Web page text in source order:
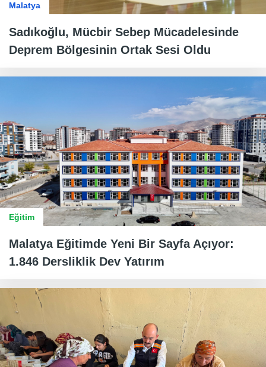
Malatya
Sadıkoğlu, Mücbir Sebep Mücadelesinde
Deprem Bölgesinin Ortak Sesi Oldu
Eğitim
Malatya Eğitimde Yeni Bir Sayfa Açıyor:
1.846 Dersliklik Dev Yatırım